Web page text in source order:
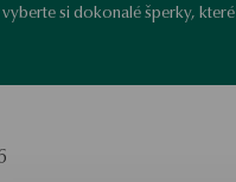
si dokonalé šperky, které